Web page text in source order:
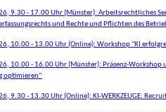
9.30 - 17.00 Uhr (Münster): Arbeitsrechtliches
und Rechte und Pflichten des
10.00 - 13.00 Uhr (Online): Workshop "KI
10.00 - 16.00 Uhr (Münster): Präsenz-Workshop
optimieren“
9.30 - 13.30 Uhr (Online): KI-WERKZEUGE: